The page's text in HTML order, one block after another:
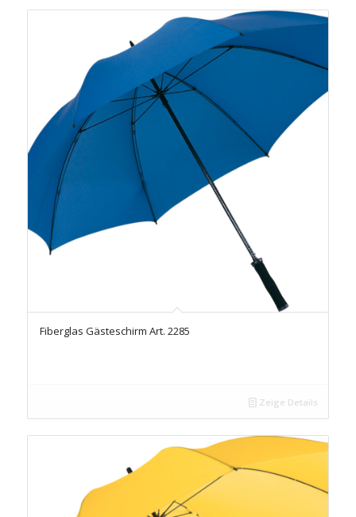
Fiberglas Gästeschirm Art. 2285
Zeige Details